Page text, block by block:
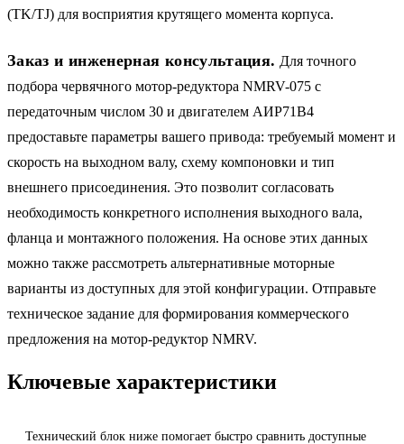
(TK/TJ) для восприятия крутящего момента корпуса.
Заказ и инженерная консультация. Для точного
подбора червячного мотор-редуктора NMRV-075 с
передаточным числом 30 и двигателем АИР71B4
предоставьте параметры вашего привода: требуемый момент и
скорость на выходном валу, схему компоновки и тип
внешнего присоединения. Это позволит согласовать
необходимость конкретного исполнения выходного вала,
фланца и монтажного положения. На основе этих данных
можно также рассмотреть альтернативные моторные
варианты из доступных для этой конфигурации. Отправьте
техническое задание для формирования коммерческого
предложения на мотор-редуктор NMRV.
Ключевые характеристики
Технический блок ниже помогает быстро сравнить доступные